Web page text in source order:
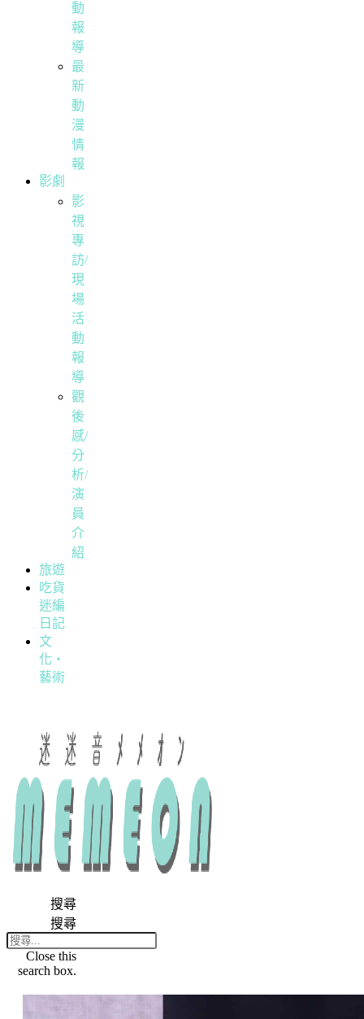
動
報
導
最
新
動
漫
情
報
影劇
影
視
專
訪/
現
場
活
動
報
導
觀
後
感/
分
析/
演
員
介
紹
旅遊
吃貨
迷編
日記
文
化・
藝術
搜尋
搜尋
Close this
search box.